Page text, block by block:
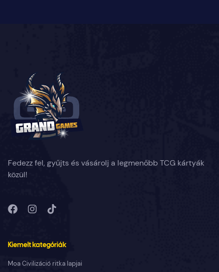
Fedezz fel, gyűjts és vásárolj a legmenőbb TCG kártyák
közül!
Kiemelt kategóriák
Moa Civilizáció ritka lapjai